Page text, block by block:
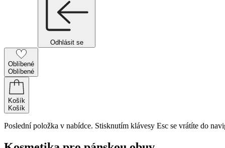
Odhlásit se
Oblíbené
Oblíbené
Košík
Košík
Poslední položka v nabídce. Stisknutím klávesy Esc se vrátíte do